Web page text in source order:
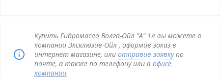
Купить Гидромасло Волга-Ойл "А" 1л вы можете в
компании Эксклюзив-Ойл , оформив заказ в
интернет магазине, или отправив заявкупо
почте, а также по телефону или в офисе
компании.